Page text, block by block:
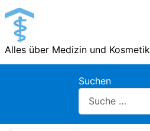
Alles über Medizin und Kosmetik
Suchen